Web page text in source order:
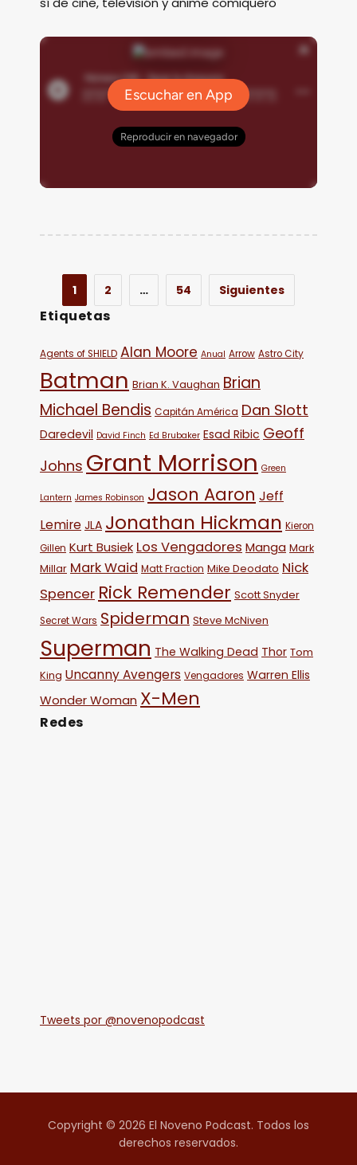
1 2 … 54 Siguientes
Etiquetas
Agents of SHIELD Alan Moore Anual Arrow Astro City
Batman Brian K. Vaughan Brian
Michael Bendis Capitán América Dan Slott
Daredevil David Finch Ed Brubaker Esad Ribic Geoff
Johns Grant Morrison Green
Lantern James Robinson Jason Aaron Jeff
Lemire JLA Jonathan Hickman Kieron
Gillen Kurt Busiek Los Vengadores Manga Mark
Millar Mark Waid Matt Fraction Mike Deodato Nick
Spencer Rick Remender Scott Snyder
Secret Wars Spiderman Steve McNiven
Superman The Walking Dead Thor Tom
King Uncanny Avengers Vengadores Warren Ellis
Wonder Woman X-Men
Redes
Tweets por @novenopodcast
Copyright © 2026 El Noveno Podcast. Todos los
derechos reservados.